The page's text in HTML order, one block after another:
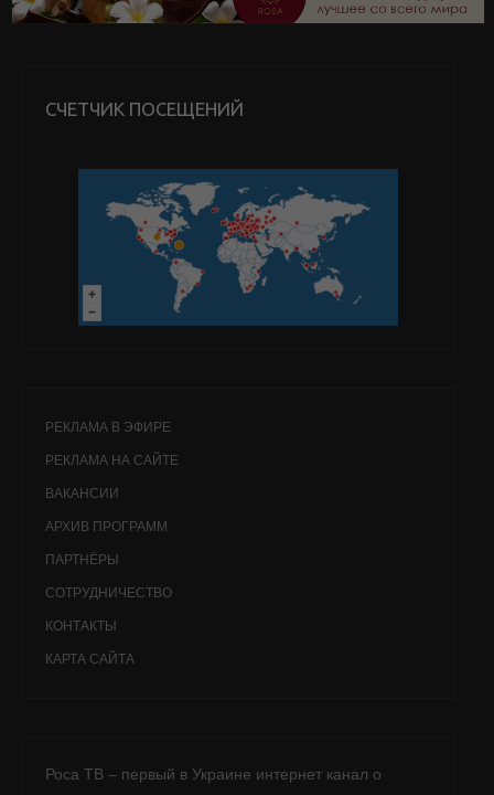
СЧЕТЧИК ПОСЕЩЕНИЙ
РЕКЛАМА В ЭФИРЕ
РЕКЛАМА НА САЙТЕ
ВАКАНСИИ
АРХИВ ПРОГРАММ
ПАРТНЁРЫ
СОТРУДНИЧЕСТВО
КОНТАКТЫ
КАРТА САЙТА
Роса ТВ – первый в Украине интернет канал о